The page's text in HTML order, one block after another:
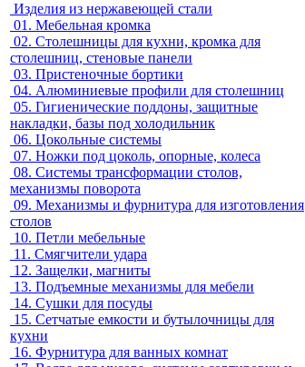
Изделия из нержавеющей стали
01. Мебельная кромка
02. Столешницы для кухни, кромка для
столешниц, стеновые панели
03. Пристеночные бортики
04. Алюминиевые профили для столешниц
05. Гигиенические поддоны, защитные
накладки, базы под холодильник
06. Цокольные системы
07. Ножки под цоколь, опорные, колеса
08. Системы трансформации столов,
механизмы поворота
09. Механизмы и фурнитура для изготовления
столов
10. Петли мебельные
11. Смягчители удара
12. Защелки, магниты
13. Подъемные механизмы для мебели
14. Сушки для посуды
15. Сетчатые емкости и бутылочницы для
кухни
16. Фурнитура для ванных комнат